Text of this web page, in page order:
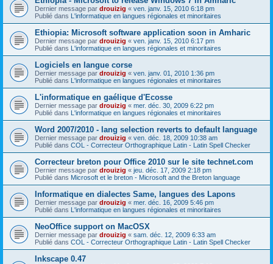
Dernier message par drouizig « ven. janv. 15, 2010 6:18 pm
Publié dans L'informatique en langues régionales et minoritaires
Ethiopia: Microsoft software application soon in Amharic
Dernier message par drouizig « ven. janv. 15, 2010 6:17 pm
Publié dans L'informatique en langues régionales et minoritaires
Logiciels en langue corse
Dernier message par drouizig « ven. janv. 01, 2010 1:36 pm
Publié dans L'informatique en langues régionales et minoritaires
L'informatique en gaélique d'Ecosse
Dernier message par drouizig « mer. déc. 30, 2009 6:22 pm
Publié dans L'informatique en langues régionales et minoritaires
Word 2007/2010 - lang selection reverts to default language
Dernier message par drouizig « ven. déc. 18, 2009 10:38 am
Publié dans COL - Correcteur Orthographique Latin - Latin Spell Checker
Correcteur breton pour Office 2010 sur le site technet.com
Dernier message par drouizig « jeu. déc. 17, 2009 2:18 pm
Publié dans Microsoft et le breton - Microsoft and the Breton language
Informatique en dialectes Same, langues des Lapons
Dernier message par drouizig « mer. déc. 16, 2009 5:46 pm
Publié dans L'informatique en langues régionales et minoritaires
NeoOffice support on MacOSX
Dernier message par drouizig « sam. déc. 12, 2009 6:33 am
Publié dans COL - Correcteur Orthographique Latin - Latin Spell Checker
Inkscape 0.47